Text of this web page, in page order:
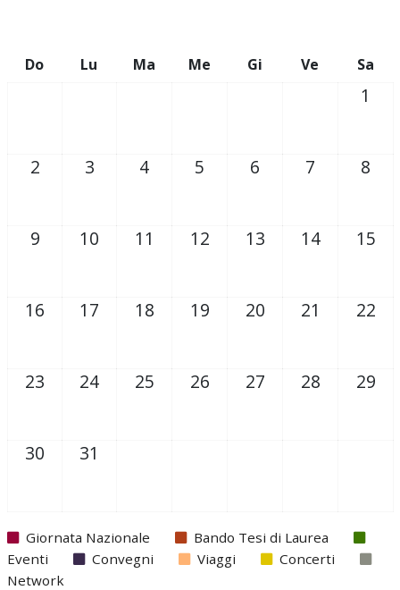
Do Lu Ma Me Gi Ve Sa
1
2 3 4 5 6 7 8
9 10 11 12 13 14 15
16 17 18 19 20 21 22
23 24 25 26 27 28 29
30 31
Giornata Nazionale
Bando Tesi di Laurea
Eventi
Convegni Viaggi
Concerti
Network